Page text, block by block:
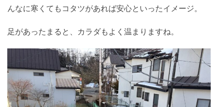
んなに寒くてもコタツがあれば安心といったイメージ。
足があったまると、カラダもよく温まりますね。